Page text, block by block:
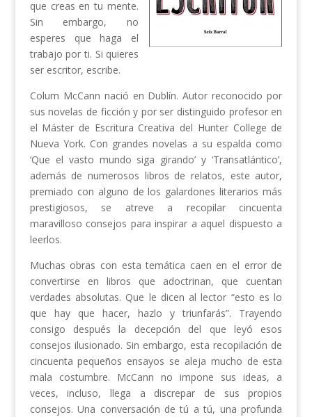
que creas en tu mente.
Sin embargo, no
esperes que haga el
trabajo por ti. Si quieres
ser escritor, escribe.
Colum McCann nació en Dublín. Autor reconocido por
sus novelas de ficción y por ser distinguido profesor en
el Máster de Escritura Creativa del Hunter College de
Nueva York. Con grandes novelas a su espalda como
‘Que el vasto mundo siga girando’ y ‘Transatlántico’,
además de numerosos libros de relatos, este autor,
premiado con alguno de los galardones literarios más
prestigiosos, se atreve a recopilar cincuenta
maravilloso consejos para inspirar a aquel dispuesto a
leerlos.
Muchas obras con esta temática caen en el error de
convertirse en libros que adoctrinan, que cuentan
verdades absolutas. Que le dicen al lector “esto es lo
que hay que hacer, hazlo y triunfarás”. Trayendo
consigo después la decepción del que leyó esos
consejos ilusionado. Sin embargo, esta recopilación de
cincuenta pequeños ensayos se aleja mucho de esta
mala costumbre. McCann no impone sus ideas, a
veces, incluso, llega a discrepar de sus propios
consejos. Una conversación de tú a tú, una profunda